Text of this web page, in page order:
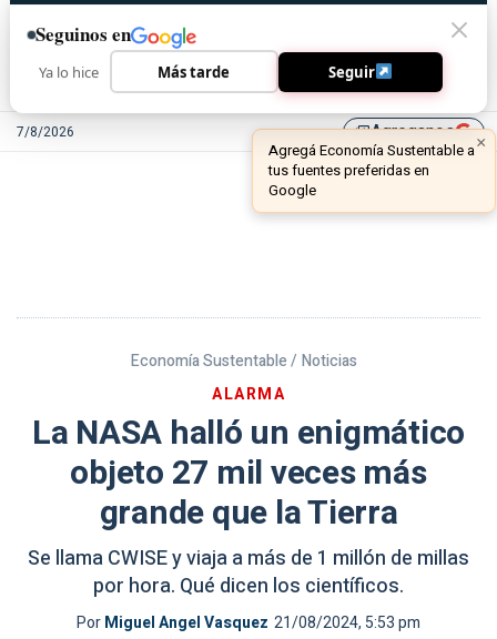
7/8/2026 library_addAgreganos
Economía Sustentable / Noticias
ALARMA
La NASA halló un enigmático
objeto 27 mil veces más
grande que la Tierra
Se llama CWISE y viaja a más de 1 millón de millas
por hora. Qué dicen los científicos.
PorMiguel Angel Vasquez 21/08/2024, 5:53 pm
Seguinos en
Ya lo hice Más tarde Seguir